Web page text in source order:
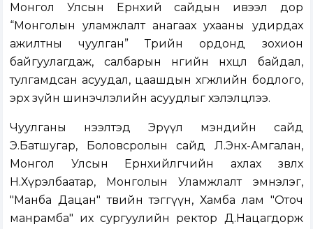
Монгол Улсын Ерөнхий сайдын ивээл дор
“Монголын уламжлалт анагаах ухааны удирдах
ажилтны чуулган” Төрийн ордонд зохион
байгуулагдаж, салбарын өнөөгийн нөхцөл байдал,
тулгамдсан асуудал, цаашдын хөгжлийн бодлого,
эрх зүйн шинэчлэлийн асуудлыг хэлэлцлээ.
Чуулганы нээлтэд Эрүүл мэндийн сайд
Э.Батшугар, Боловсролын сайд Л.Энх-Амгалан,
Монгол Улсын Ерөнхийлөгчийн ахлах зөвлөх
Н.Хүрэлбаатар, Монголын Уламжлалт эмнэлэг,
"Манба Дацан" төвийн тэггүүн, Хамба лам "Оточ
манрамба" их сургуулийн ректор Д.Нацагдорж